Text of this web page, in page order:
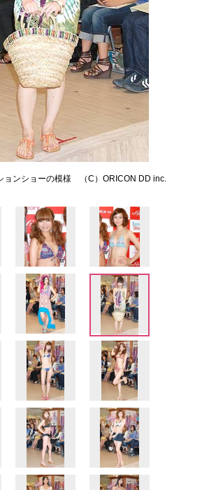
ョンショーの模様 （C）ORICON DD inc.